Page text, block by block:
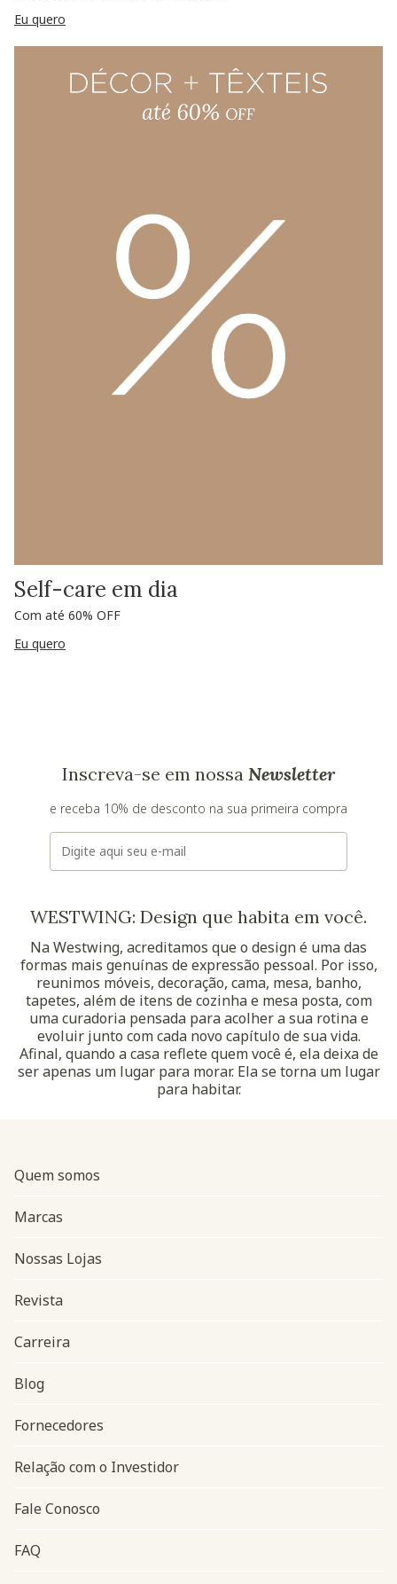
Eu quero
Self-care em dia
Com até 60% OFF
Eu quero
Inscreva-se em nossa Newsletter
e receba 10% de desconto na sua primeira compra
E-mail
WESTWING: Design que habita em você.
Na Westwing, acreditamos que o design é uma das
formas mais genuínas de expressão pessoal. Por isso,
reunimos móveis, decoração, cama, mesa, banho,
tapetes, além de itens de cozinha e mesa posta, com
uma curadoria pensada para acolher a sua rotina e
evoluir junto com cada novo capítulo de sua vida.
Afinal, quando a casa reflete quem você é, ela deixa de
ser apenas um lugar para morar. Ela se torna um lugar
para habitar.
Navegação do rodapé
Quem somos
Marcas
Nossas Lojas
Revista
Carreira
Blog
Fornecedores
Relação com o Investidor
Fale Conosco
FAQ